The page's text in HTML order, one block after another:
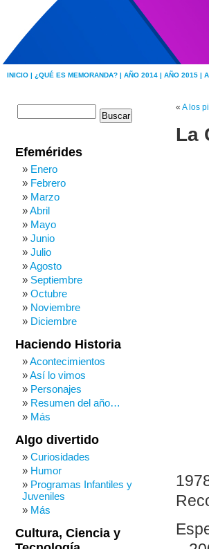
INICIO | ¿QUÉ ES MEMORANDA? | AÑO 2014 | AÑO 2015 |
« A los
La
Efemérides
Enero
Febrero
Marzo
Abril
Mayo
Junio
Julio
Agosto
Septiembre
Octubre
Noviembre
Diciembre
Haciendo Historia
Acontecimientos
Así lo vimos
Personajes
Resumen del año…
Más
Algo divertido
Curiosidades
Humor
Programas Infantiles y
Juveniles
Más
Cultura, Ciencia y